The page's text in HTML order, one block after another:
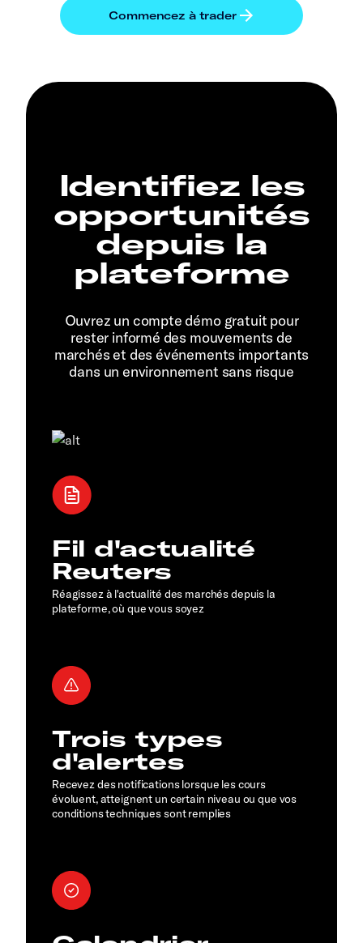
Identifiez les
opportunités
depuis la
plateforme
Ouvrez un compte démo gratuit pour
rester informé des mouvements de
marchés et des événements importants
dans un environnement sans risque
Fil d'actualité
Reuters
Réagissez à l'actualité des marchés depuis la
plateforme, où que vous soyez
Trois types
d'alertes
Recevez des notifications lorsque les cours
évoluent, atteignent un certain niveau ou que vos
conditions techniques sont remplies